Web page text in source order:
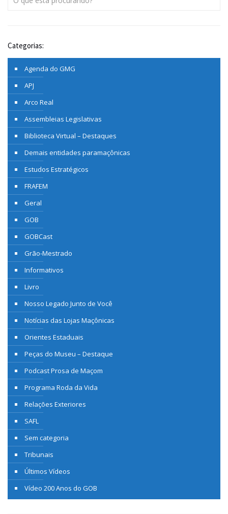
Categorias:
Agenda do GMG
APJ
Arco Real
Assembleias Legislativas
Biblioteca Virtual – Destaques
Demais entidades paramaçônicas
Estudos Estratégicos
FRAFEM
Geral
GOB
GOBCast
Grão-Mestrado
Informativos
Livro
Nosso Legado Junto de Você
Notícias das Lojas Maçônicas
Orientes Estaduais
Peças do Museu – Destaque
Podcast Prosa de Maçom
Programa Roda da Vida
Relações Exteriores
SAFL
Sem categoria
Tribunais
Últimos Vídeos
Vídeo 200 Anos do GOB